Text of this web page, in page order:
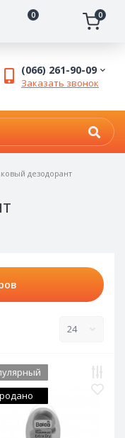
0 0
(066) 261-90-09
Заказать звонок
дезодорант